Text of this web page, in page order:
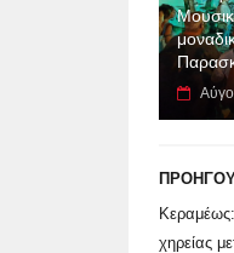
Κεραμέως:
χηρείας